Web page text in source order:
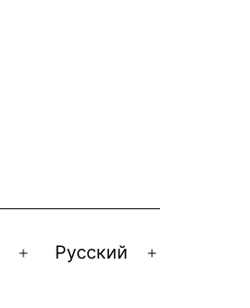
ОткрытьРусский
Открыть